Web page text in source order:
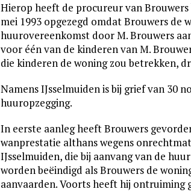
Hierop heeft de procureur van
mei 1993 opgezegd omdat Brouwers de
huurovereenkomst door M. Brouwers
voor één van de kinderen van M.
die kinderen de woning zou betrekken,
Namens IJsselmuiden is bij grief van 30
huuropzegging.
In eerste aanleg heeft Brouwers
wanprestatie althans wegens
IJsselmuiden, die bij aanvang van de
worden beëindigd als Brouwers de
aanvaarden. Voorts heeft hij ontruiming